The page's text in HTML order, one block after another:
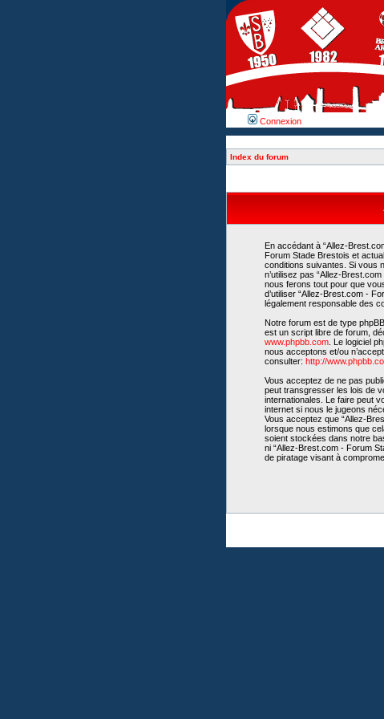
Connexion
Index du forum
En accédant à “Allez-
Forum Stade Brestois et
conditions suivantes. Si vous
n’utilisez pas “Allez-
nous ferons tout pour que
d’utiliser “Allez-Brest.com -
légalement responsable des
Notre forum est de type phpBB
est un script libre de forum,
www.phpbb.com. Le logiciel
nous acceptons et/ou
consulter: http://
Vous acceptez de ne pas
peut transgresser les lois de
internationales. Le faire peut
internet si nous le jugeons
Vous acceptez que “Allez-
lorsque nous estimons que
soient stockées dans notre
ni “Allez-Brest.com - Forum
de piratage visant à